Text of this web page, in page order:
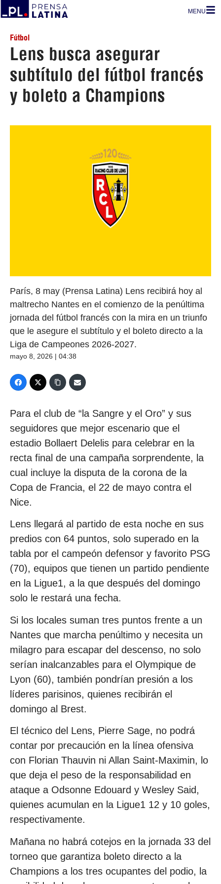
MENU
Fútbol
Lens busca asegurar
subtítulo del fútbol francés
y boleto a Champions
París, 8 may (Prensa Latina) Lens recibirá hoy al
maltrecho Nantes en el comienzo de la penúltima
jornada del fútbol francés con la mira en un triunfo
que le asegure el subtítulo y el boleto directo a la
Liga de Campeones 2026-2027.
mayo 8, 2026 | 04:38
Para el club de “la Sangre y el Oro” y sus
seguidores que mejor escenario que el
estadio Bollaert Delelis para celebrar en la
recta final de una campaña sorprendente, la
cual incluye la disputa de la corona de la
Copa de Francia, el 22 de mayo contra el
Nice.
Lens llegará al partido de esta noche en sus
predios con 64 puntos, solo superado en la
tabla por el campeón defensor y favorito PSG
(70), equipos que tienen un partido pendiente
en la Ligue1, a la que después del domingo
solo le restará una fecha.
Si los locales suman tres puntos frente a un
Nantes que marcha penúltimo y necesita un
milagro para escapar del descenso, no solo
serían inalcanzables para el Olympique de
Lyon (60), también pondrían presión a los
líderes parisinos, quienes recibirán el
domingo al Brest.
El técnico del Lens, Pierre Sage, no podrá
contar por precaución en la línea ofensiva
con Florian Thauvin ni Allan Saint-Maximin, lo
que deja el peso de la responsabilidad en
ataque a Odsonne Edouard y Wesley Said,
quienes acumulan en la Ligue1 12 y 10 goles,
respectivamente.
Mañana no habrá cotejos en la jornada 33 del
torneo que garantiza boleto directo a la
Champions a los tres ocupantes del podio, la